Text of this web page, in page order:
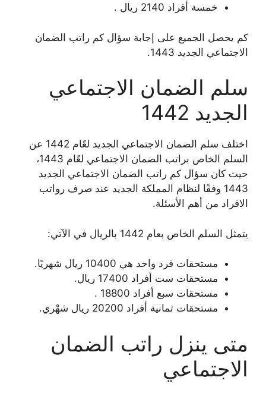
خمسة أفراد 2140 ريال .
كم يحصل الجميع على إجابة سؤال كم راتب الضمان
الاجتماعي الجديد 1443.
سلم الضمان الاجتماعي
الجديد 1442
اختلف سلم الضمان الاجتماعي الجديد لعًام 1442 عن
السلم الخاص براتب الضمان الاجتماعي لعًام 1443،
حيث كان سؤال كم راتب الضمان الاجتماعي الجديد
1443 وفقًا لنظام المملكة الجديد عند صرف رواتب
الافراد من أهم الأسئلة.
يتمثل السلم الخاص بعام 1442 بالريال في الآتي:
مستحقات فرد واحد هي 10400 ريال شهريًا.
مستحقات ست أفراد 17400 ريال.
مستحقات سبع أفراد 18800 .
مستحقات ثمانية أفراد 20200 ريال شهْري.
متى ينزل راتب الضمان
الاجتماعي